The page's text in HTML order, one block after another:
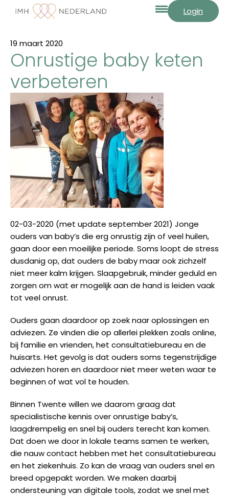
Login
19 maart 2020
Onrustige baby keten
verbeteren
02-03-2020 (met update september 2021) Jonge
ouders van baby’s die erg onrustig zijn of veel huilen,
gaan door een moeilijke periode. Soms loopt de stress
dusdanig op, dat ouders de baby maar ook zichzelf
niet meer kalm krijgen. Slaapgebruik, minder geduld en
zorgen om wat er mogelijk aan de hand is leiden vaak
tot veel onrust.
Ouders gaan daardoor op zoek naar oplossingen en
adviezen. Ze vinden die op allerlei plekken zoals online,
bij familie en vrienden, het consultatiebureau en de
huisarts. Het gevolg is dat ouders soms tegenstrijdige
adviezen horen en daardoor niet meer weten waar te
beginnen of wat vol te houden.
Binnen Twente willen we daarom graag dat
specialistische kennis over onrustige baby’s,
laagdrempelig en snel bij ouders terecht kan komen.
Dat doen we door in lokale teams samen te werken,
die nauw contact hebben met het consultatiebureau
en het ziekenhuis. Zo kan de vraag van ouders snel en
breed opgepakt worden. We maken daarbij
ondersteuning van digitale tools, zodat we snel met